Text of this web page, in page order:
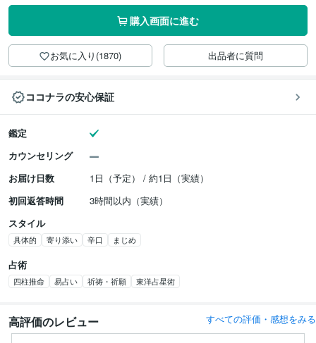
購入画面に進む
お気に入り(1870) 出品者に質問
ココナラの安心保証
鑑定
カウンセリング
お届け日数
1日（予定） / 約1日（実績）
初回返答時間
3時間以内（実績）
スタイル
具体的 寄り添い 辛口 まじめ
占術
四柱推命 易占い 祈祷・祈願 東洋占星術
高評価のレビュー すべての評価・感想をみる